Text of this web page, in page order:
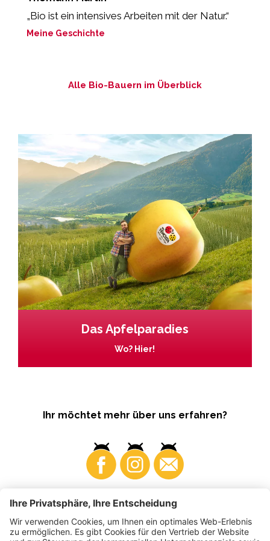
„Bio ist ein intensives Arbeiten mit der Natur.“
Meine Geschichte
Alle Bio-Bauern im Überblick
Das Apfelparadies
Wo? Hier!
Ihr möchtet mehr über uns erfahren?
Business Produzenten